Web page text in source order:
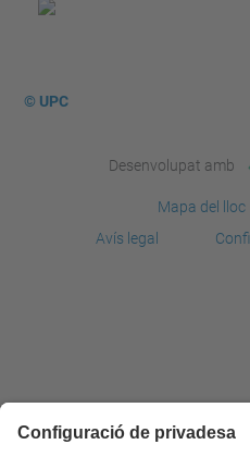
© UPC
Desenvolupat amb
Mapa del lloc
Avís legal